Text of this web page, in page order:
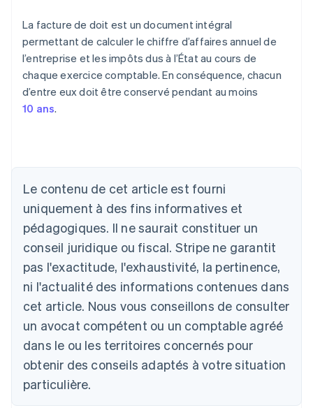
La facture de doit est un document intégral
permettant de calculer le chiffre d’affaires annuel de
l’entreprise et les impôts dus à l’État au cours de
chaque exercice comptable. En conséquence, chacun
d’entre eux doit être conservé pendant au moins
10 ans.
Le contenu de cet article est fourni
uniquement à des fins informatives et
pédagogiques. Il ne saurait constituer un
conseil juridique ou fiscal. Stripe ne garantit
pas l'exactitude, l'exhaustivité, la pertinence,
ni l'actualité des informations contenues dans
cet article. Nous vous conseillons de consulter
un avocat compétent ou un comptable agréé
dans le ou les territoires concernés pour
obtenir des conseils adaptés à votre situation
particulière.
Australie
Autriche
DeutschEnglish
Belgique
NederlandsFrançais DeutschEnglish
Brésil
PortuguêsEnglish
English
Canada
English Français
Chine continentale
简体中文English
Chypre